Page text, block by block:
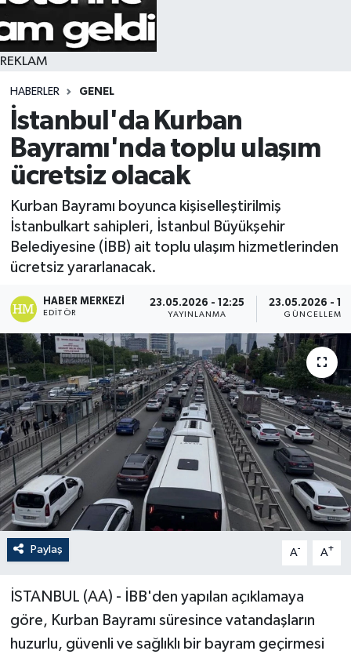
REKLAM
HABERLER GENEL
İstanbul'da Kurban
Bayramı'nda toplu ulaşım
ücretsiz olacak
Kurban Bayramı boyunca kişiselleştirilmiş
İstanbulkart sahipleri, İstanbul Büyükşehir
Belediyesine (İBB) ait toplu ulaşım hizmetlerinden
ücretsiz yararlanacak.
HABER MERKEZI
EDITÖR
23.05.2026 - 12:25
YAYINLANMA
23.05.2026 -
GÜNCELLEME
Paylaş A- A+
İSTANBUL (AA) - İBB'den yapılan açıklamaya
göre, Kurban Bayramı süresince vatandaşların
huzurlu, güvenli ve sağlıklı bir bayram geçirmesi